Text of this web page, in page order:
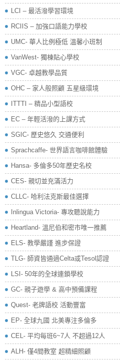
LCI – 最活潑學習環境
RCIIS – 加強口語能力學校
UMC- 華人比例極低 溫馨小班制
VanWest- 獨棟貼心學校
VGC- 卓越教學品質
OHC – 家人般照顧 五星級環境
ITTTI – 精品小型語校
EC – 年輕活潑的上課方式
SGIC- 歷史悠久 交通便利
Sprachcaffe- 世界語言咖啡館體驗
Hansa- 多倫多50年歷史名校
CES- 親切並充滿活力
CLLC- 哈利法克斯最佳選擇
Inlingua Victoria‏- 專攻聽說能力
Heartland- 溫尼伯和密市唯一推薦
ELS- 教學嚴謹 進步保證
TLG- 師資皆通過Celta或Tesol認證
LSI- 50年的全球連鎖學校
GC- 親子遊學 & 高中預備課程
Quest- 老牌語校 活動豐富
EP- 全球九國 北美專注多倫多
CEL- 平均每班6~7人 不超過12人
ALH- 僅4間教室 超精細照顧